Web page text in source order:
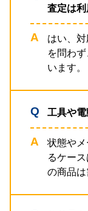
査定は利
はい、
を問わ
います。
工具や
状態や
るケー
の商品は